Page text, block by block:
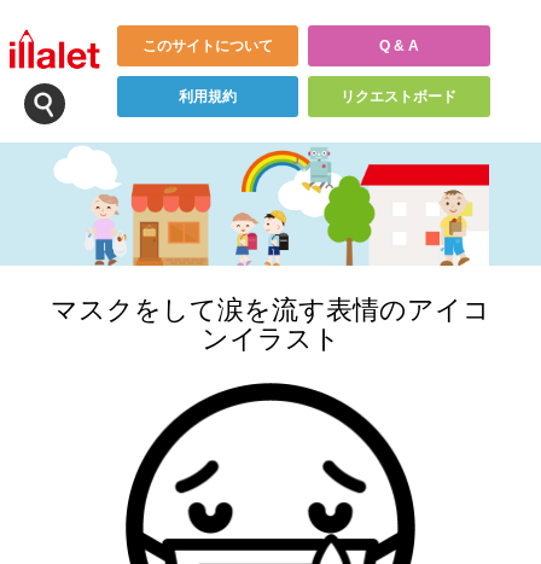
このサイトについて Q & A
利用規約 リクエストボード
マスクをして涙を流す表情のアイコ
ンイラスト